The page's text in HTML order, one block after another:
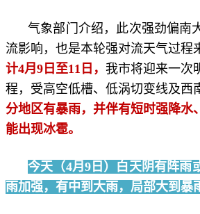
气象部门介绍，此次强劲偏南
流影响，也是本轮强对流天气过程
计4月9日至11日， 我市将迎来一次
程，受高空低槽、低涡切变线及西
分地区有暴雨，并伴有短时强降水
能出现冰雹。
今天（4月9日）白天阴有阵雨
雨加强，有中到大雨，局部大到暴